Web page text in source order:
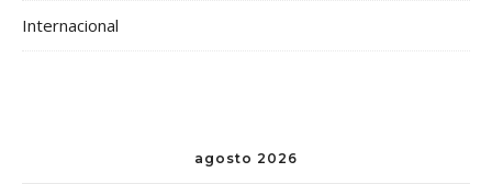
Internacional
agosto 2026